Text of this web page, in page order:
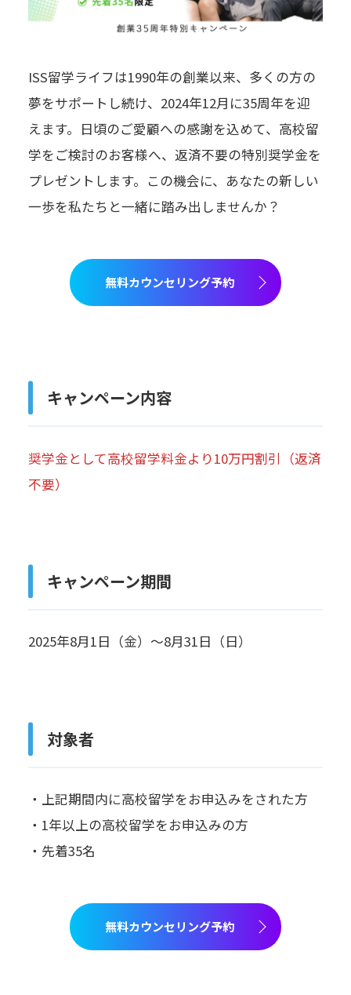
ISS留学ライフは1990年の創業以来、多くの方の
夢をサポートし続け、2024年12月に35周年を迎
えます。日頃のご愛顧への感謝を込めて、高校留
学をご検討のお客様へ、返済不要の特別奨学金を
プレゼントします。この機会に、あなたの新しい
一歩を私たちと一緒に踏み出しませんか？
無料カウンセリング予約
キャンペーン内容
奨学金として高校留学料金より10万円割引（返済
不要）
キャンペーン期間
2025年8月1日（金）～8月31日（日）
対象者
・上記期間内に高校留学をお申込みをされた方
・1年以上の高校留学をお申込みの方
・先着35名
無料カウンセリング予約